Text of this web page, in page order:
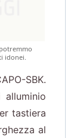
idonei.
SBK.
tastiera
al